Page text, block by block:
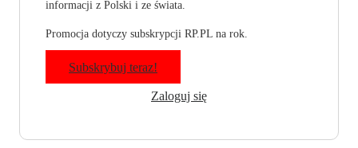
informacji z Polski i ze świata.
Promocja dotyczy subskrypcji RP.PL na rok.
Subskrybuj teraz!
Zaloguj się